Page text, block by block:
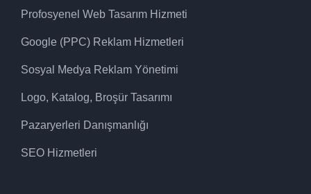
Profosyenel Web Tasarım Hizmeti
Google (PPC) Reklam Hizmetleri
Sosyal Medya Reklam Yönetimi
Logo, Katalog, Broşür Tasarımı
Pazaryerleri Danışmanlığı
SEO Hizmetleri